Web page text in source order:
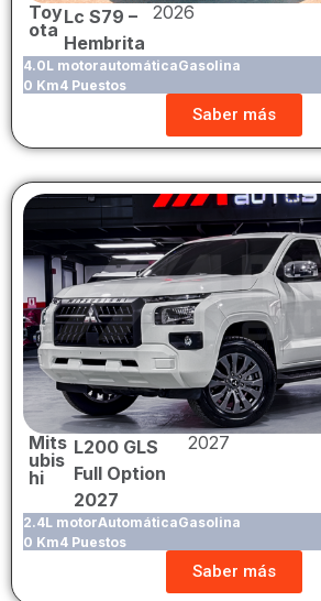
Toy
ota
Lc S79 –
Hembrita
2026
4.0L motorautomáticaGasolina
0 Km4 Puestos
Saber más
Mits
ubis
hi
L200 GLS
Full Option
2027
2027
2.4L motorAutomáticaGasolina
0 Km4 Puestos
Saber más